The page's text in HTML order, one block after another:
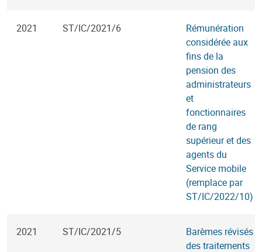
2021 ST/IC/2021/6
Rémunération
considérée aux
fins de la
pension des
administrateurs
et
fonctionnaires
de rang
supérieur et des
agents du
Service mobile
(remplace par
ST/IC/2022/10)
2021 ST/IC/2021/5
Barèmes révisés
des traitements